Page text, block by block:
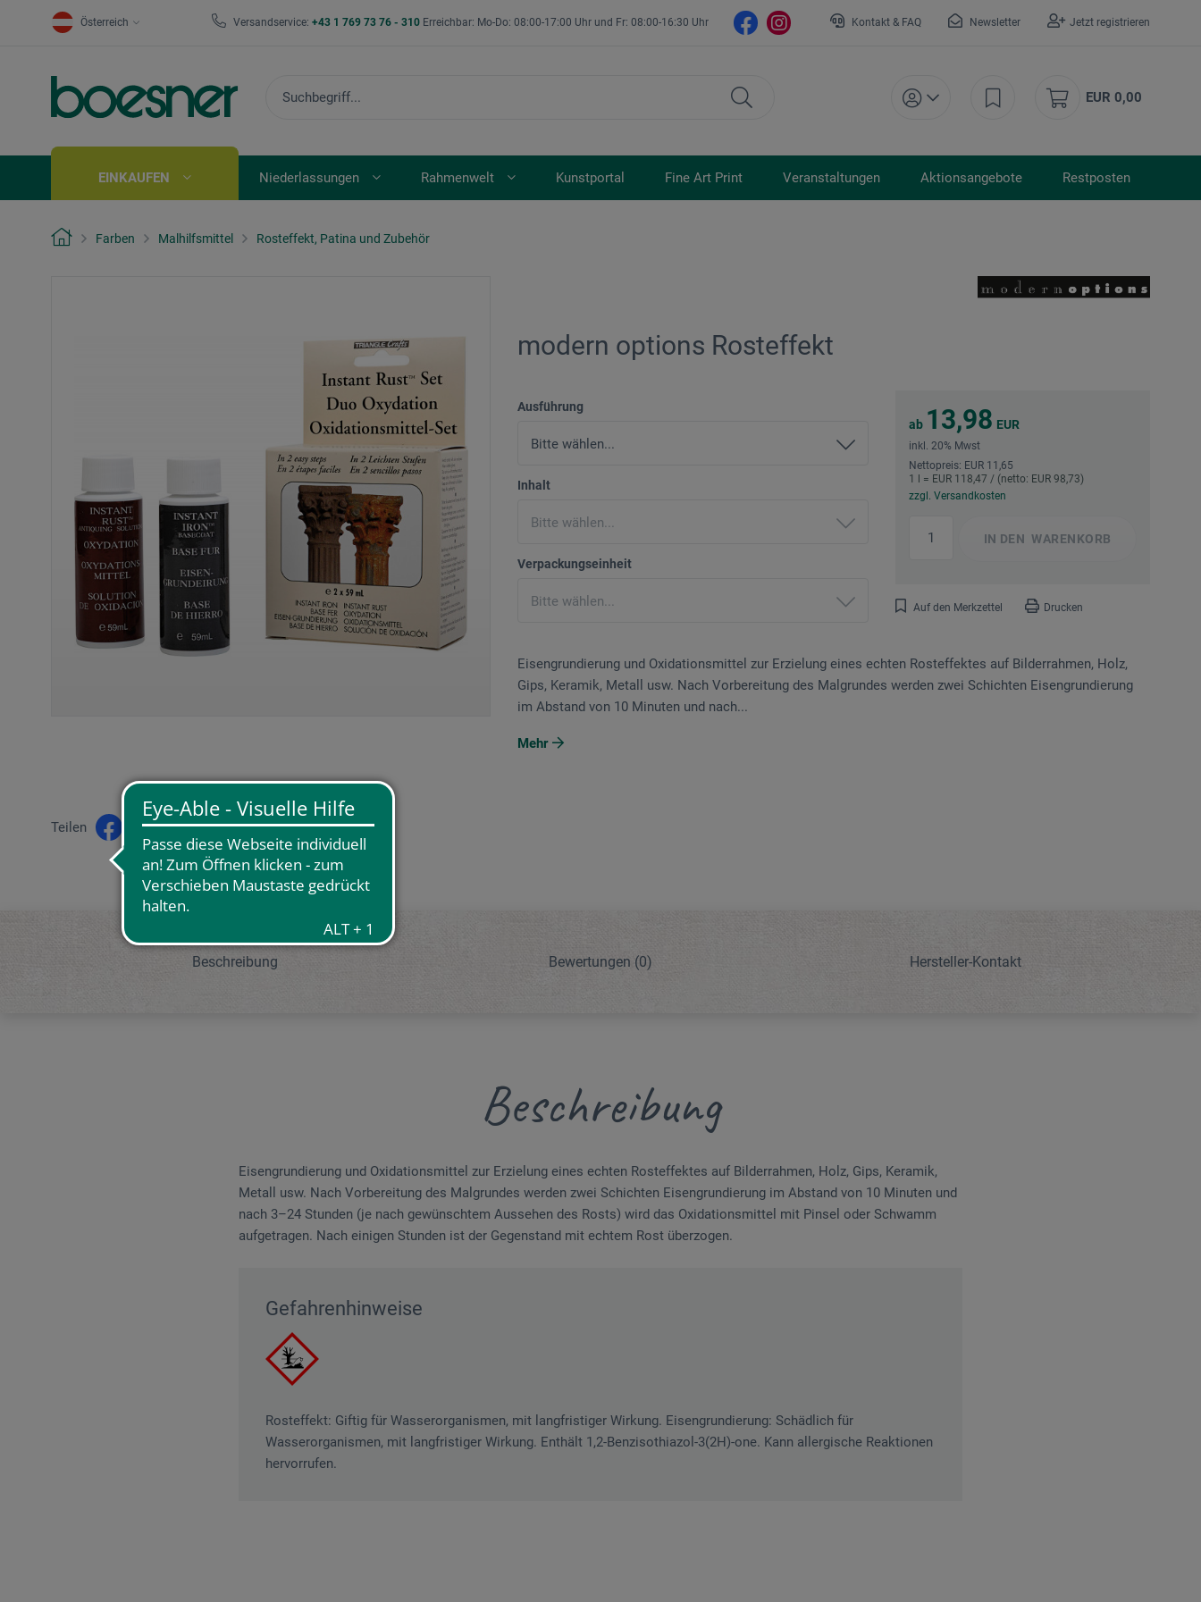
Österreich Versandservice: +43 1 769 73 76 - 310 Erreichbar: Mo-Do: 08:00-17:00 Uhr und Fr: 08:00-16:30 Uhr Kontakt & FAQ Newsletter Jetzt registrieren
EUR 0,00
EINKAUFEN Niederlassungen Rahmenwelt Kunstportal Fine Art Print Veranstaltungen Aktionsangebote Restposten
Farben Malhilfsmittel Rosteffekt, Patina und Zubehör
modern options Rosteffekt
Ausführung
Inhalt
Verpackungseinheit
ab 13,98 EUR
inkl. 20% Mwst
Nettopreis: EUR 11,65
1 l = EUR 118,47 / (netto: EUR 98,73)
zzgl. Versandkosten
IN DEN WARENKORB
Auf den Merkzettel Drucken
Teilen
Eisengrundierung und Oxidationsmittel zur Erzielung eines echten Rosteffektes auf Bilder­rahmen, Holz,
Gips, Keramik, Metall usw. Nach Vorbereitung des Malgrundes werden zwei Schichten Eisengrundierung
im Abstand von 10 Minuten und nach...
Mehr
Beschreibung Bewertungen (0) Hersteller-Kontakt
Beschreibung
Eisengrundierung und Oxidationsmittel zur Erzielung eines echten Rosteffektes auf Bilder­rahmen, Holz, Gips, Keramik,
Metall usw. Nach Vorbereitung des Malgrundes werden zwei Schichten Eisengrundierung im Abstand von 10 Minuten und
nach 3–24 Stunden (je nach gewünschtem Aussehen des Rosts) wird das Oxidationsmittel mit Pinsel oder Schwamm
aufgetragen. Nach einigen Stunden ist der Gegenstand mit echtem Rost überzogen.
Gefahrenhinweise
Rosteffekt: Giftig für Wasserorganismen, mit langfristiger Wirkung. Eisengrundierung: Schädlich für
Wasserorganismen, mit langfristiger Wirkung. Enthält 1,2-Benzisothiazol-3(2H)-one. Kann allergische Reaktionen
hervorrufen.